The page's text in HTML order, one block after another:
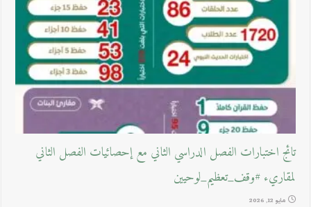
تائج اختبارات الفصل الدراسي الثاني مع إحصائيات الفصل الثاني
لمقاريء #وقف_تعظيم_لوحيين
مايو 12, 2026